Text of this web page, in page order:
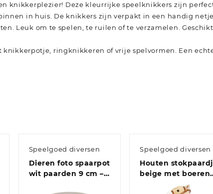
knikkerplezier! Deze kleurrijke speelknikkers zijn
in huis. De knikkers zijn verpakt in een handig
Leuk om te spelen, te ruilen of te verzamelen. Geschikt
ringknikkeren of vrije spelvormen. Een
Speelgoed diversen
Dieren foto spaarpot
wit paarden 9 cm –
Speelgoed diversen
Houten
beige met boeren
zakdoek en geluid